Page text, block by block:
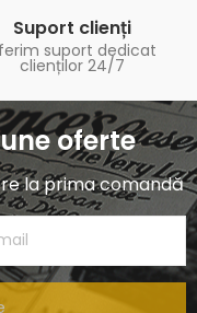
Suport clienți
suport dedicat
clienților 24/7
oferte
la prima comandă